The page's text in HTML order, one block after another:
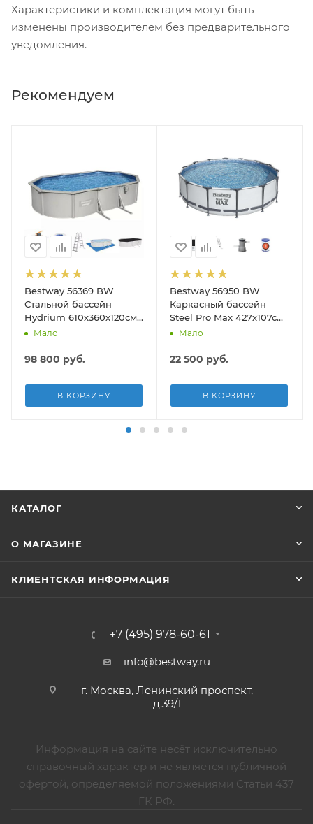
Характеристики и комплектация могут быть
изменены производителем без предварительного
уведомления.
Рекомендуем
Bestway 56369 BW
Стальной бассейн
Hydrium 610х360х120см,
19929л, песч.фил.-нас
подст.
Мало
98 800 руб.
В КОРЗИНУ
Bestway 56950 BW
Каркасный бассейн
Steel Pro Max 427х107см,
13030л, фил.-насос
Мало
22 500 руб.
В КОРЗИНУ
КАТАЛОГ
О МАГАЗИНЕ
КЛИЕНТСКАЯ ИНФОРМАЦИЯ
+7 (495) 978-60-61
info@bestway.ru
г. Москва, Ленинский проспект,
д.39/1
Информация на сайте несёт исключительно
справочный характер и не является публичной
офертой, определяемой положениями Статьи 437
ГК РФ.